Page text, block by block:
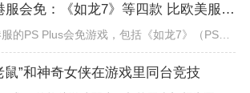
8月PS+港服会免：《如龙7》等四款 比欧美服多一款
官方公布了8月份港服的PS Plus会免游戏，包括《如龙7》（PS4/PS5）、《小小梦魇》（PS4）、《托尼霍克职业滑...
鼠”和神奇女侠在游戏里同台竞技